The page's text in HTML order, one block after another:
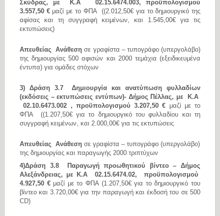
Σκύδρας, με Κ.Α 02.15.6474.003, προϋπολογισμού
3.557,50 €μαζί με το ΦΠΑ ((2.012,50€ για το δημιουργικό της
αφίσας και τη συγγραφή κειμένων, και 1.545,00€ για τις
εκτυπώσεις)
Απευθείας Ανάθεση σε γραφίστα – τυπογράφο (υπεργολάβο)
της δημιουργίας 500 αφισών και 2000 τεμάχια (εξειδικευμένα
έντυπα) για ομάδες στόχων
3) Δράση 3.7 Δημιουργία και ανατύπωση φυλλαδίων
(εκδόσεις – εκτυπώσεις εντύπων)- Δήμος Πέλλας, με Κ.Α
02.10.6473.002 , προϋπολογισμού 3.207,50 € μαζί με το
ΦΠΑ ((1.207,50€ για το δημιουργικό του φυλλαδίου και τη
συγγραφή κειμένων, και 2.000,00€ για τις εκτυπώσεις
Απευθείας Ανάθεση σε γραφίστα – τυπογράφο (υπεργολάβο)
της δημιουργίας και παραγωγής 2000 τριπτύχων
4)Δράση 3.8 Παραγωγή προωθητικού βίντεο – Δήμος
Αλεξάνδρειας, με Κ.Α 02.15.6474.02, προϋπολογισμού
4.927,50 € μαζί με το ΦΠΑ (1.207,50€ για το δημιουργικό του
βίντεο και 3.720,00€ για την παραγωγή και έκδοσή του σε 500
CD)